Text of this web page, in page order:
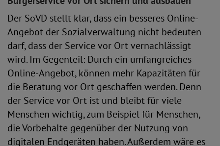
Der SoVD stellt klar, dass ein besseres Online-
Angebot der Sozialverwaltung nicht bedeuten
darf, dass der Service vor Ort vernachlässigt
wird. Im Gegenteil: Durch ein umfangreiches
Online-Angebot, können mehr Kapazitäten für
die Beratung vor Ort geschaffen werden. Denn
der Service vor Ort ist und bleibt für viele
Menschen wichtig, zum Beispiel für Menschen,
die Vorbehalte gegenüber der Nutzung von
digitalen Endgeräten haben. Außerdem wäre es